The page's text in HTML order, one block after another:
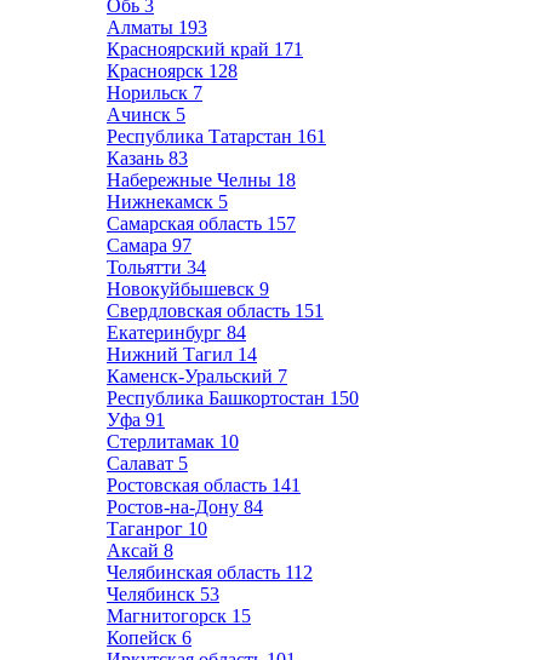
Обь 3
Алматы 193
Красноярский край 171
Красноярск 128
Норильск 7
Ачинск 5
Республика Татарстан 161
Казань 83
Набережные Челны 18
Нижнекамск 5
Самарская область 157
Самара 97
Тольятти 34
Новокуйбышевск 9
Свердловская область 151
Екатеринбург 84
Нижний Тагил 14
Каменск-Уральский 7
Республика Башкортостан 150
Уфа 91
Стерлитамак 10
Салават 5
Ростовская область 141
Ростов-на-Дону 84
Таганрог 10
Аксай 8
Челябинская область 112
Челябинск 53
Магнитогорск 15
Копейск 6